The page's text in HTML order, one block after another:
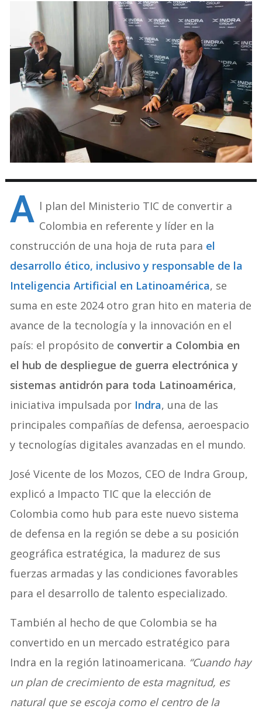
A l plan del Ministerio TIC de convertir a
Colombia en referente y líder en la
construcción de una hoja de ruta para el
desarrollo ético, inclusivo y responsable de la
Inteligencia Artificial en Latinoamérica, se
suma en este 2024 otro gran hito en materia de
avance de la tecnología y la innovación en el
país: el propósito de convertir a Colombia en
el hub de despliegue de guerra electrónica y
sistemas antidrón para toda Latinoamérica,
iniciativa impulsada por Indra, una de las
principales compañías de defensa, aeroespacio
y tecnologías digitales avanzadas en el mundo.
José Vicente de los Mozos, CEO de Indra Group,
explicó a Impacto TIC que la elección de
Colombia como hub para este nuevo sistema
de defensa en la región se debe a su posición
geográfica estratégica, la madurez de sus
fuerzas armadas y las condiciones favorables
para el desarrollo de talento especializado.
También al hecho de que Colombia se ha
convertido en un mercado estratégico para
Indra en la región latinoamericana. “Cuando hay
un plan de crecimiento de esta magnitud, es
natural que se escoja como el centro de la